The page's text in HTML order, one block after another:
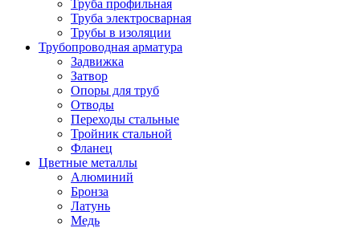
Труба профильная
Труба электросварная
Трубы в изоляции
Трубопроводная арматура
Задвижка
Затвор
Опоры для труб
Отводы
Переходы стальные
Тройник стальной
Фланец
Цветные металлы
Алюминий
Бронза
Латунь
Медь